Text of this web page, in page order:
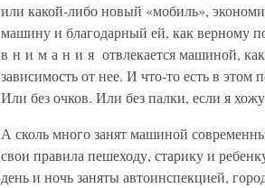
или какой-либо новый «мобиль»,
машину и благодарный ей, как верному
в н и м а н и я отвлекается машиной,
зависимость от нее. И что-то есть в
Или без очков. Или без палки, если я
А сколь много занят машиной
свои правила пешеходу, старику и
день и ночь заняты автоинспекцией,